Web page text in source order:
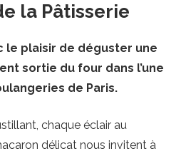
la Pâtisserie
le plaisir de déguster une
sortie du four dans l’une
de Paris.
chaque éclair au
délicat nous invitent à